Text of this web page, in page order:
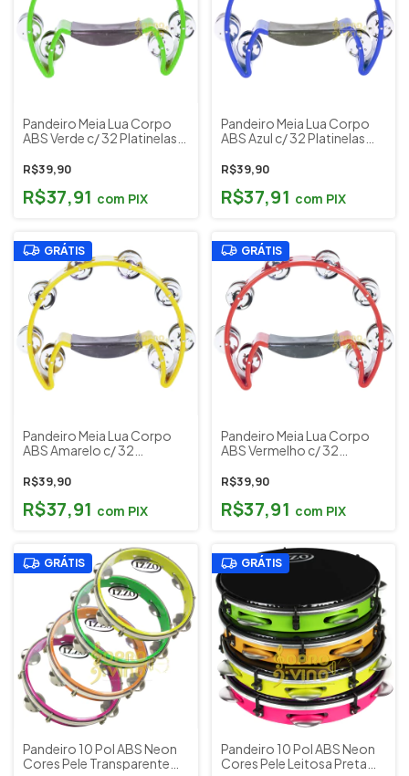
Pandeiro Meia Lua Corpo
ABS Verde c/ 32 Platinelas
Cód. 50764 (PML001VD)
R$39,90
R$37,91 com PIX
Pandeiro Meia Lua Corpo
ABS Azul c/ 32 Platinelas
Cód. 50741 (PML001AZ)
R$39,90
R$37,91 com PIX
GRÁTIS
Pandeiro Meia Lua Corpo
ABS Amarelo c/ 32
Liverpool Cód. 50765
R$39,90
R$37,91 com PIX
GRÁTIS
Pandeiro Meia Lua Corpo
ABS Vermelho c/ 32
Liverpool Cód. 50743
R$39,90
R$37,91 com PIX
GRÁTIS
Pandeiro 10 Pol ABS Neon
Cores Pele Transparente
GRÁTIS
Pandeiro 10 Pol ABS Neon
Cores Pele Leitosa Preta